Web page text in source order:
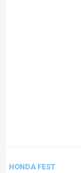
HONDA FEST